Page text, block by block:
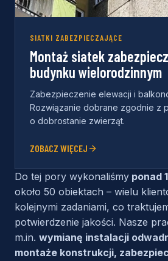
SIATKI ZABEZPIECZAJĄCE
Montaż siatek
budynku wielorodzinnym
Zabezpieczenie elewacji i
Rozwiązanie dobrane zgodnie z
o dobrostanie zwierząt.
ZOBACZ WIĘCEJ
Do tej pory wykonaliśmy ponad
około 50 obiektach – wielu
kolejnymi zadaniami, co
potwierdzenie jakości. Nasze
m.in. wymianę instalacji
montaże konstrukcji,